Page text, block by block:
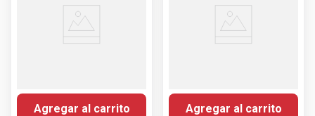
Agregar al carrito Agregar al carrito